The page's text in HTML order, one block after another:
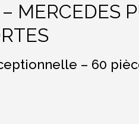
MERCEDES
– 60